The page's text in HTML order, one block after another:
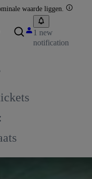
waarde liggen.
1 new
notification